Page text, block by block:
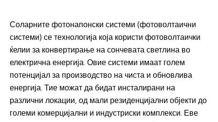
Соларните фотонапонски системи (фотоволтаични
системи) се технологија која користи фотоволтаички
ќелии за конвертирање на сончевата светлина во
електрична енергија. Овие системи имаат голем
потенцијал за производство на чиста и обновлива
енергија. Тие можат да бидат инсталирани на
различни локации, од мали резиденцијални објекти до
големи комерцијални и индустриски комплекси. Еве